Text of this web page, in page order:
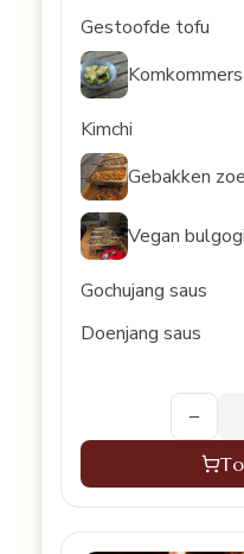
Gestoofde tofu
Kimchi
Gebakken
Vegan bulgogi
Gochujang saus
Doenjang saus
−